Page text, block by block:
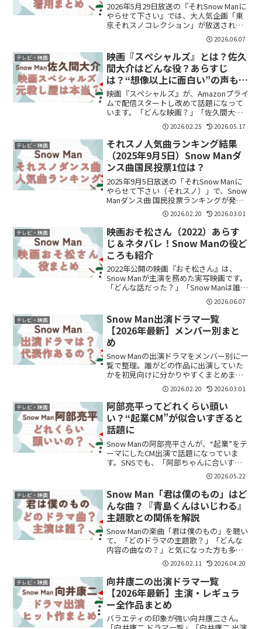
2026年5月29日放送の『それSnow Manに
やらせて下さい』では、大人気企画「東
京それスノコレクション」が放送されま
した。今回のテーマは「マネしたくなる
親子お出かけコーデ」。Snow Manメンバ
ーがユニクロのアイテムを使ったコーデ
ィ...
2026.06.07
テレビ・映画
映画『スペシャルズ』とは？佐久
間大介はどんな役？あらすじ
は？“想像以上に面白い”の声も話
題に
映画『スペシャルズ』が、Amazonプライ
ムで配信スタートし改めて話題になって
います。「どんな映画？」「佐久間大介
は何役？」「アクション系？」「重い作
品？」と気になっている人も多いのでは
ないでしょうか。結論から言うと、『ス
ペシャルズ』は“殺...
2026.02.25 2026.05.17
テレビ・映画
それスノ人気曲ランキング結果
（2025年9月5日）Snow Manダ
ンス曲国民投票1位は？
2025年9月5日放送の「それSnow Manに
やらせて下さい（それスノ）」で、Snow
Manダンス曲 国民投票ランキングが発表
されました。「人気曲はどれ？」「1位
は？」「上位曲を知りたい」気になりま
すよね。放送内容を分かりやすくまとめ
ま...
2026.02.20 2026.03.01
テレビ・映画
映画おそ松さん（2022）あらす
じ＆ネタバレ！Snow Manの役ど
ころも紹介
2022年公開の映画『おそ松さん』は、
Snow Manが主演を務めた実写映画です。
「どんな話だった？」「Snow Manは誰が
何役？」「ネタバレ込みで結末を知りた
い」という方も多いのではないでしょう
か。結論から言うと、映画『おそ松さ
ん』はギ...
2026.06.07
テレビ・映画
Snow Man出演ドラマ一覧
【2026年最新】メンバー別まと
め
Snow Manの出演ドラマをメンバー別に一
覧で整理。誰がどの作品に出演していた
かを初見向けに分かりやすくまとめまし
2026.02.20 2026.03.01
テレビ・映画
阿部亮平ってどれくらい頭い
い？“起業CM”が似合いすぎると
話題に
Snow Manの阿部亮平さんが、“起業”をテ
ーマにしたCM出演で話題になっていま
す。SNSでも、「阿部ちゃんに合いす
ぎ」「知的イメージ強い」「やっぱり頭
いいよね」という声が続出。改めて、“阿
部亮平ってどれくらい頭いいの？”と気に
なった人も...
2026.05.22
テレビ・映画
Snow Man「君は僕のもの」はど
んな曲？『青島くんはいじわる』
主題歌との関係を解説
Snow Manの楽曲「君は僕のもの」を聴い
て、「どのドラマの主題歌？」「どんな
内容の曲なの？」と気になった方も多い
のではないでしょうか。結論からいう
と、「君は僕のもの」はドラマ『青島く
んはいじわる』の主題歌で、作品の恋愛
関係をそのまま表現...
2026.02.11 2026.04.20
テレビ・映画
向井康二の出演ドラマ一覧
【2026年最新】主演・レギュラ
ー全作品まとめ
バラエティの印象が強い向井康二さん。